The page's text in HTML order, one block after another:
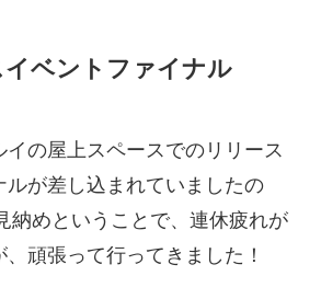
イベントファイナル
イの屋上スペースでのリリース
ルが差し込まれていましたの
納めということで、連休疲れが
頑張って行ってきました！